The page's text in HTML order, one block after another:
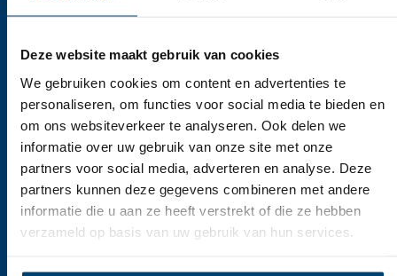
Deze website maakt gebruik van cookies
We gebruiken cookies om content en advertenties te
personaliseren, om functies voor social media te bieden en
om ons websiteverkeer te analyseren. Ook delen we
informatie over uw gebruik van onze site met onze
partners voor social media, adverteren en analyse. Deze
partners kunnen deze gegevens combineren met andere
informatie die u aan ze heeft verstrekt of die ze hebben
verzameld op basis van uw gebruik van hun services.
Prijs: €19.95 per doos
PALLET KLINION BEZOEKERSJAS NON
WOVEN
BEKIJK PRODUCT
€ 399,00 Excl. BTW